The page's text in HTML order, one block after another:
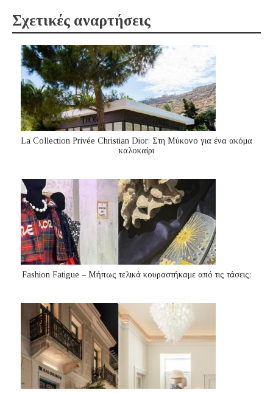
Σχετικές αναρτήσεις
La Collection Privée Christian Dior: Στη Μύκονο για ένα ακόμα
καλοκαίρι
Fashion Fatigue – Μήπως τελικά κουραστήκαμε από τις τάσεις;